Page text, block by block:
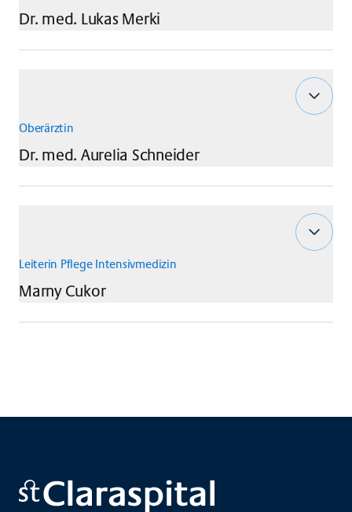
Dr. med. Lukas Merki
Oberärztin
Dr. med. Aurelia Schneider
Leiterin Pflege Intensivmedizin
Marny Cukor